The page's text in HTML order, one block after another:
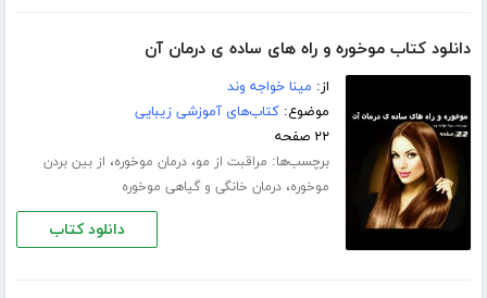
دانلود کتاب موخوره و راه های ساده ی درمان آن
از: مینا خواجه وند
موضوع:کتاب‌های آموزشی زیبایی
۲۲ صفحه
برچسب‌ها: مراقبت از مو،درمان موخوره، از بین بردن
موخوره،درمان خانگی و گیاهی موخوره
دانلود کتاب